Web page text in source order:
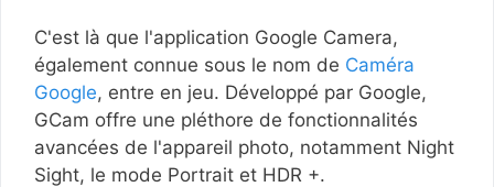
C'est là que l'application Google Camera,
également connue sous le nom de Caméra
Google, entre en jeu. Développé par Google,
GCam offre une pléthore de fonctionnalités
avancées de l'appareil photo, notamment Night
Sight, le mode Portrait et HDR +.